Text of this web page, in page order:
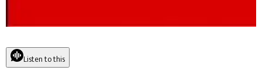
Listen to this